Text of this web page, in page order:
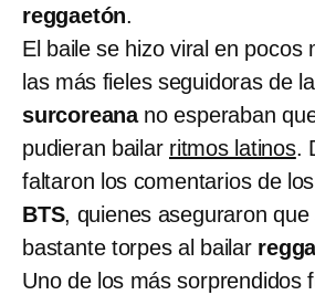
reggaetón.
El baile se hizo viral en pocos
las más fieles seguidoras de la
surcoreanano esperaban
pudieran bailar ritmos latinos.
faltaron los comentarios de
BTS, quienes aseguraron
bastante torpes al bailar
Uno de los más sorprendidos